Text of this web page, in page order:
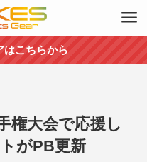
はこちらから
権大会で応援し
がPB更新